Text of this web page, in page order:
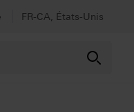
FR-CA, États-Unis